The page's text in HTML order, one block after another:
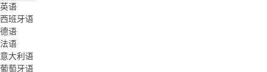
英语
西班牙语
德语
法语
意大利语
葡萄牙语